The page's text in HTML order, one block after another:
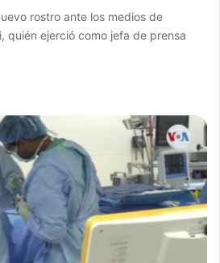
rostro ante los medios de
quién ejerció como jefa de prensa